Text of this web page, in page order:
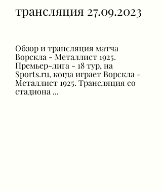
трансляция 27.09.2023
Обзор и трансляция матча
Ворскла - Металлист 1925.
Премьер-лига - 18 тур, на
Sports.ru, когда играет Ворскла -
Металлист 1925. Трансляция со
стадиона ...